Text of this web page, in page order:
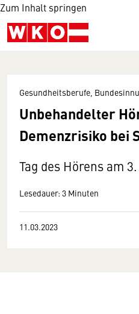
Zum Inhalt springen
Gesundheitsberufe,
Unbehandelter
Demenzrisiko bei
Tag des Hörens am
Lesedauer: 3 Minuten
11.03.2023